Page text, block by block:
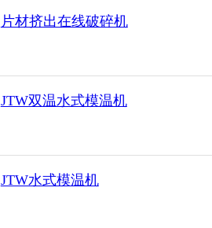
片材挤出在线破碎机
JTW双温水式模温机
JTW水式模温机